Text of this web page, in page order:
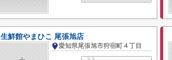
生鮮館やまひこ 尾張旭店
愛知県尾張旭市狩宿町４丁目